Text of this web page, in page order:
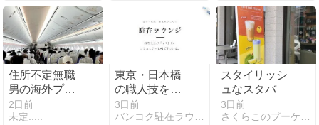
採用候補者名
簿から
住所不定無職
男の海外プラ
プラ旅(インド
ネシア編第1
2日前
未定.....
東京・日本橋
の職人技をタ
イにお届け！
「日本橋とん
3日前
スタイリッシ
ュなスタバ
3日前